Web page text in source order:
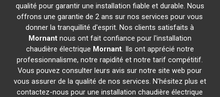
qualité pour garantir une installation fiable et durable. Nous
offrons une garantie de 2 ans sur nos services pour vous
donner la tranquillité d'esprit. Nos clients satisfaits à
Mornantnous ont fait confiance pour l'installation
chaudière électrique Mornant. Ils ont apprécié notre
professionnalisme, notre rapidité et notre tarif compétitif.
Vous pouvez consulter leurs avis sur notre site web pour
vous assurer de la qualité de nos services. N'hésitez plus et
contactez-nous pour une installation chaudière électrique